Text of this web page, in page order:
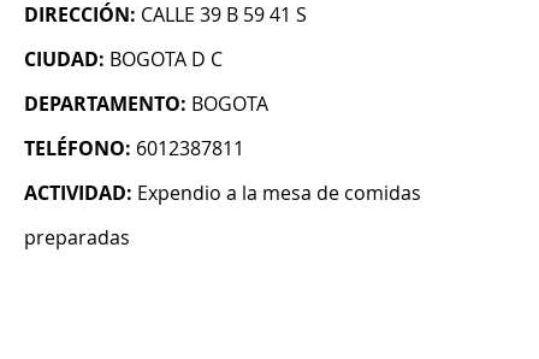
DIRECCIÓN: CALLE 39 B 59 41 S
CIUDAD: BOGOTA D C
DEPARTAMENTO: BOGOTA
TELÉFONO: 6012387811
ACTIVIDAD: Expendio a la mesa de comidas
preparadas